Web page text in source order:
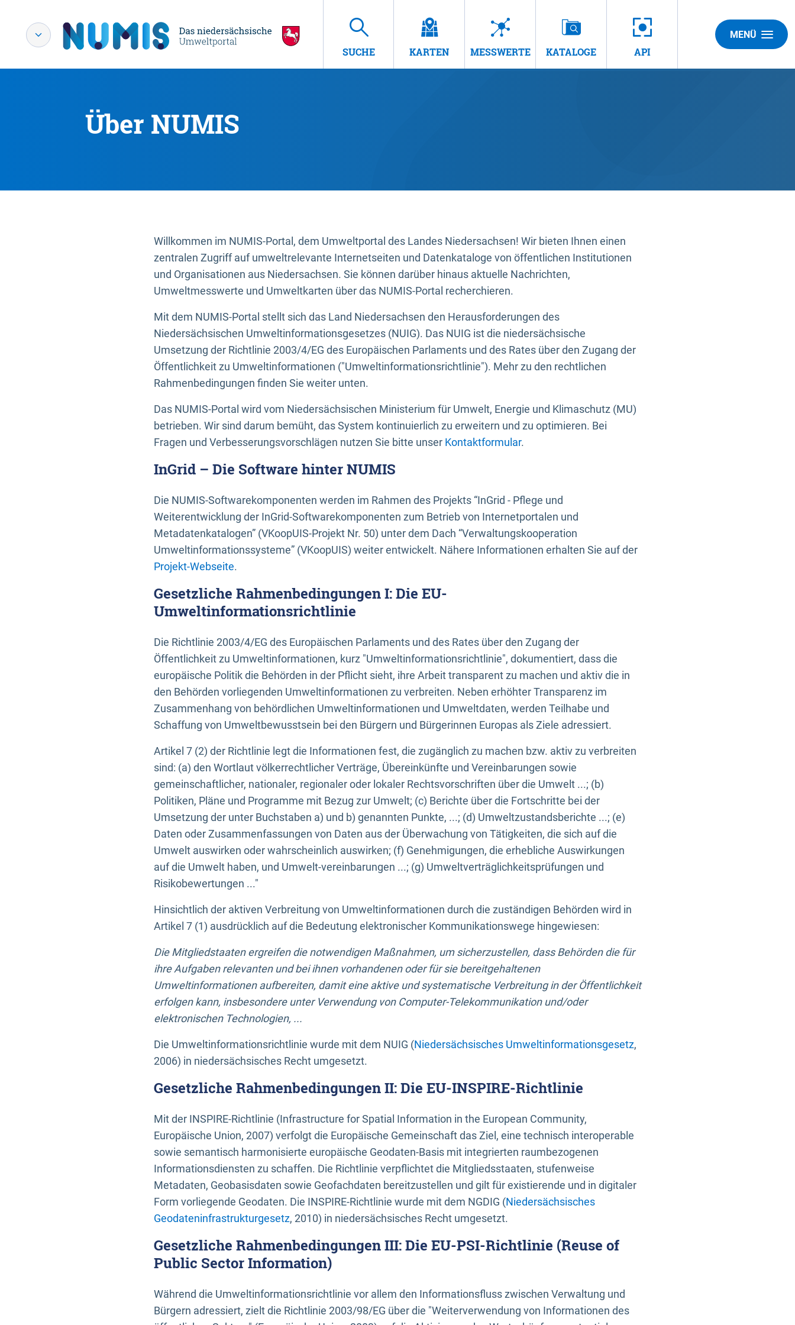
SUCHE KARTEN MESSWERTE KATALOGE API
MENÜ
Über NUMIS
Willkommen im NUMIS-Portal, dem Umweltportal des Landes Niedersachsen! Wir bieten Ihnen einen
zentralen Zugriff auf umweltrelevante Internetseiten und Datenkataloge von öffentlichen Institutionen
und Organisationen aus Niedersachsen. Sie können darüber hinaus aktuelle Nachrichten,
Umweltmesswerte und Umweltkarten über das NUMIS-Portal recherchieren.
Mit dem NUMIS-Portal stellt sich das Land Niedersachsen den Herausforderungen des
Niedersächsischen Umweltinformationsgesetzes (NUIG). Das NUIG ist die niedersächsische
Umsetzung der Richtlinie 2003/4/EG des Europäischen Parlaments und des Rates über den Zugang der
Öffentlichkeit zu Umweltinformationen ("Umweltinformationsrichtlinie"). Mehr zu den rechtlichen
Rahmenbedingungen finden Sie weiter unten.
Das NUMIS-Portal wird vom Niedersächsischen Ministerium für Umwelt, Energie und Klimaschutz (MU)
betrieben. Wir sind darum bemüht, das System kontinuierlich zu erweitern und zu optimieren. Bei
Fragen und Verbesserungsvorschlägen nutzen Sie bitte unser Kontaktformular.
InGrid – Die Software hinter NUMIS
Die NUMIS-Softwarekomponenten werden im Rahmen des Projekts “InGrid - Pflege und
Weiterentwicklung der InGrid-Softwarekomponenten zum Betrieb von Internetportalen und
Metadatenkatalogen” (VKoopUIS-Projekt Nr. 50) unter dem Dach “Verwaltungskooperation
Umweltinformationssysteme” (VKoopUIS) weiter entwickelt. Nähere Informationen erhalten Sie auf der
Projekt-Webseite.
Gesetzliche Rahmenbedingungen I: Die EU-
Umweltinformationsrichtlinie
Die Richtlinie 2003/4/EG des Europäischen Parlaments und des Rates über den Zugang der
Öffentlichkeit zu Umweltinformationen, kurz "Umweltinformationsrichtlinie", dokumentiert, dass die
europäische Politik die Behörden in der Pflicht sieht, ihre Arbeit transparent zu machen und aktiv die in
den Behörden vorliegenden Umweltinformationen zu verbreiten. Neben erhöhter Transparenz im
Zusammenhang von behördlichen Umweltinformationen und Umweltdaten, werden Teilhabe und
Schaffung von Umweltbewusstsein bei den Bürgern und Bürgerinnen Europas als Ziele adressiert.
Artikel 7 (2) der Richtlinie legt die Informationen fest, die zugänglich zu machen bzw. aktiv zu verbreiten
sind: (a) den Wortlaut völkerrechtlicher Verträge, Übereinkünfte und Vereinbarungen sowie
gemeinschaftlicher, nationaler, regionaler oder lokaler Rechtsvorschriften über die Umwelt ...; (b)
Politiken, Pläne und Programme mit Bezug zur Umwelt; (c) Berichte über die Fortschritte bei der
Umsetzung der unter Buchstaben a) und b) genannten Punkte, ...; (d) Umweltzustandsberichte ...; (e)
Daten oder Zusammenfassungen von Daten aus der Überwachung von Tätigkeiten, die sich auf die
Umwelt auswirken oder wahrscheinlich auswirken; (f) Genehmigungen, die erhebliche Auswirkungen
auf die Umwelt haben, und Umwelt-vereinbarungen ...; (g) Umweltverträglichkeitsprüfungen und
Risikobewertungen ..."
Hinsichtlich der aktiven Verbreitung von Umweltinformationen durch die zuständigen Behörden wird in
Artikel 7 (1) ausdrücklich auf die Bedeutung elektronischer Kommunikationswege hingewiesen:
Die Mitgliedstaaten ergreifen die notwendigen Maßnahmen, um sicherzustellen, dass Behörden die für
ihre Aufgaben relevanten und bei ihnen vorhandenen oder für sie bereitgehaltenen
Umweltinformationen aufbereiten, damit eine aktive und systematische Verbreitung in der Öffentlichkeit
erfolgen kann, insbesondere unter Verwendung von Computer-Telekommunikation und/oder
elektronischen Technologien, ...
Die Umweltinformationsrichtlinie wurde mit dem NUIG (Niedersächsisches Umweltinformationsgesetz,
2006) in niedersächsisches Recht umgesetzt.
Gesetzliche Rahmenbedingungen II: Die EU-INSPIRE-Richtlinie
Mit der INSPIRE-Richtlinie (Infrastructure for Spatial Information in the European Community,
Europäische Union, 2007) verfolgt die Europäische Gemeinschaft das Ziel, eine technisch interoperable
sowie semantisch harmonisierte europäische Geodaten-Basis mit integrierten raumbezogenen
Informationsdiensten zu schaffen. Die Richtlinie verpflichtet die Mitgliedsstaaten, stufenweise
Metadaten, Geobasisdaten sowie Geofachdaten bereitzustellen und gilt für existierende und in digitaler
Form vorliegende Geodaten. Die INSPIRE-Richtlinie wurde mit dem NGDIG (Niedersächsisches
Geodateninfrastrukturgesetz, 2010) in niedersächsisches Recht umgesetzt.
Gesetzliche Rahmenbedingungen III: Die EU-PSI-Richtlinie (Reuse of
Public Sector Information)
Während die Umweltinformationsrichtlinie vor allem den Informationsfluss zwischen Verwaltung und
Bürgern adressiert, zielt die Richtlinie 2003/98/EG über die "Weiterverwendung von Informationen des